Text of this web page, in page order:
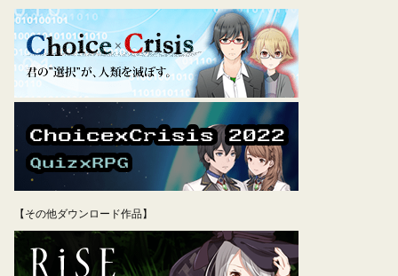
【その他ダウンロード作品】